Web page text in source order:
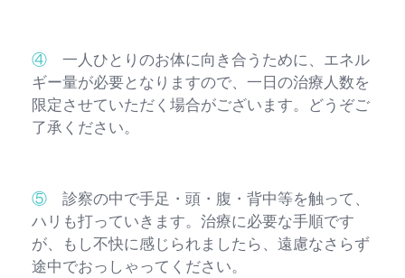
④ 一人ひとりのお体に向き合うために、エネル
ギー量が必要となりますので、一日の治療人数を
限定させていただく場合がございます。どうぞご
了承ください。
⑤ 診察の中で手足・頭・腹・背中等を触って、
ハリも打っていきます。治療に必要な手順です
が、もし不快に感じられましたら、遠慮なさらず
途中でおっしゃってください。